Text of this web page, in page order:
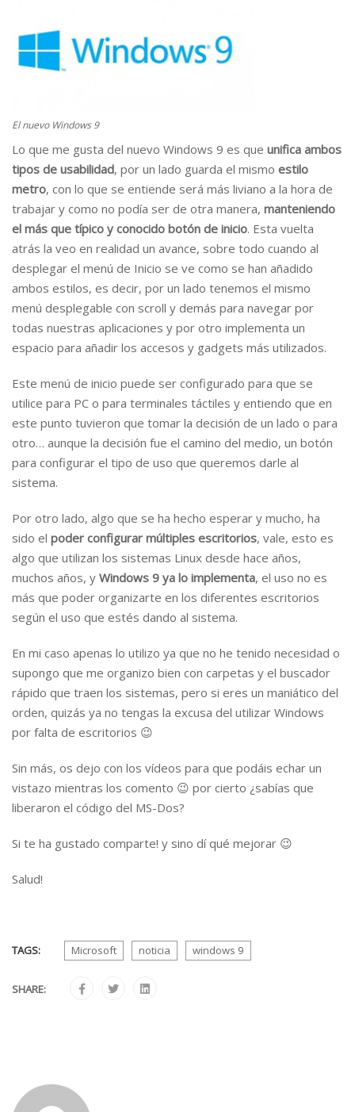
El nuevo Windows 9
Lo que me gusta del nuevo Windows 9 es que unifica ambos
tipos de usabilidad, por un lado guarda el mismo estilo
metro, con lo que se entiende será más liviano a la hora de
trabajar y como no podía ser de otra manera, manteniendo
el más que típico y conocido botón de inicio. Esta vuelta
atrás la veo en realidad un avance, sobre todo cuando al
desplegar el menú de Inicio se ve como se han añadido
ambos estilos, es decir, por un lado tenemos el mismo
menú desplegable con scroll y demás para navegar por
todas nuestras aplicaciones y por otro implementa un
espacio para añadir los accesos y gadgets más utilizados.
Este menú de inicio puede ser configurado para que se
utilice para PC o para terminales táctiles y entiendo que en
este punto tuvieron que tomar la decisión de un lado o para
otro… aunque la decisión fue el camino del medio, un botón
para configurar el tipo de uso que queremos darle al
sistema.
Por otro lado, algo que se ha hecho esperar y mucho, ha
sido el poder configurar múltiples escritorios, vale, esto es
algo que utilizan los sistemas Linux desde hace años,
muchos años, y Windows 9 ya lo implementa, el uso no es
más que poder organizarte en los diferentes escritorios
según el uso que estés dando al sistema.
En mi caso apenas lo utilizo ya que no he tenido necesidad o
supongo que me organizo bien con carpetas y el buscador
rápido que traen los sistemas, pero si eres un maniático del
orden, quizás ya no tengas la excusa del utilizar Windows
por falta de escritorios 😉
Sin más, os dejo con los vídeos para que podáis echar un
vistazo mientras los comento 😉 por cierto ¿sabías que
liberaron el código del MS-Dos?
Si te ha gustado comparte! y sino dí qué mejorar 😉
Salud!
TAGS: Microsoft noticia windows 9
SHARE: